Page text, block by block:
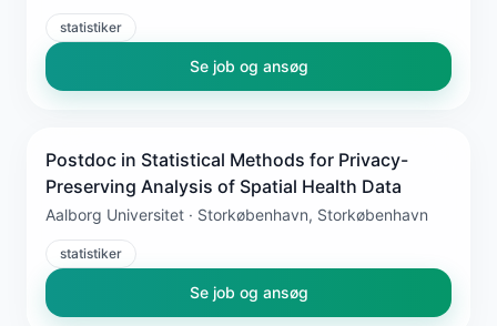
statistiker
Se job og ansøg
Postdoc in Statistical Methods for Privacy-
Preserving Analysis of Spatial Health Data
Aalborg Universitet · Storkøbenhavn, Storkøbenhavn
statistiker
Se job og ansøg